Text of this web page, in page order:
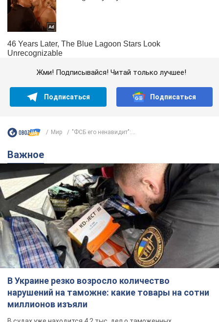
Жми! Подписывайся! Читай только лучшее!
Подписаться Подписаться
Мир "ФСБ его ненавидит":...
Важное
В Украине резко возросло количество
нарушений на таможне: какие товары на сотни
миллионов изъяли